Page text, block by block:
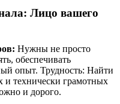
Лицо вашего
Нужны не просто
обеспечивать
опыт. Трудность: Найти
и технически грамотных
и дорого.